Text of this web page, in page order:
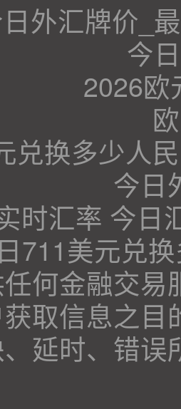
外汇牌价_
今
2026欧
兑换多少人
今日
时汇率 今日
711美元兑
何金融交
取信息之目
延时、错